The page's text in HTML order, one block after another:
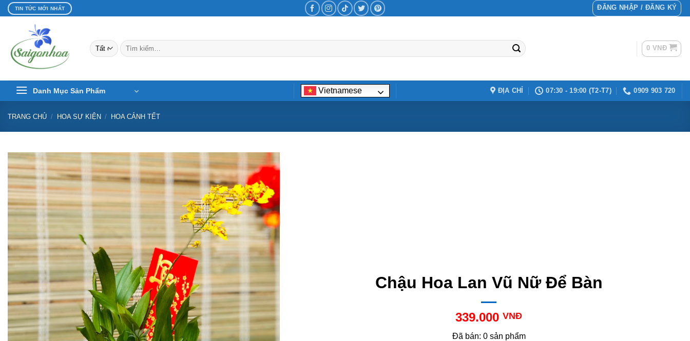
Bỏ
qua
dung
TIN TỨC MỚI NHẤT ĐĂNG NHẬP / ĐĂNG KÝ
Tìm
kiếm:
0 VNĐ
Danh Mục Sản Phẩm Vietnamese ĐỊA CHỈ 07:30 - 19:00 (T2-T7) 0909 903 720
TRANG CHỦ / HOA SỰ KIỆN / HOA CẢNH TẾT
Chậu Hoa Lan Vũ Nữ Để Bàn
339.000 VNĐ
Đã bán: 0 sản phẩm